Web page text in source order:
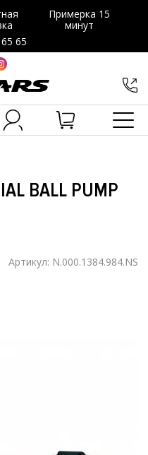
Примерка 15
минут
65
BALL PUMP
Артикул: N.000.1384.984.NS